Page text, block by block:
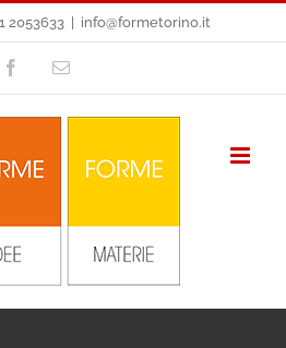
2053633 info@formetorino.it
FacebookEmail